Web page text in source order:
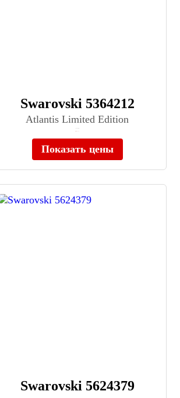
Swarovski 5364212
Atlantis Limited Edition
Показать цены
Swarovski 5624379